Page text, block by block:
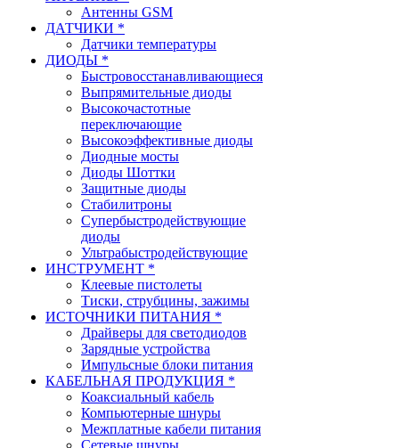
Антенны GSM
ДАТЧИКИ *
Датчики температуры
ДИОДЫ *
Быстровосстанавливающиеся
Выпрямительные диоды
Высокочастотные
переключающие
Высокоэффективные диоды
Диодные мосты
Диоды Шоттки
Защитные диоды
Стабилитроны
Супербыстродействующие
диоды
Ультрабыстродействующие
ИНСТРУМЕНТ *
Клеевые пистолеты
Тиски, струбцины, зажимы
ИСТОЧНИКИ ПИТАНИЯ *
Драйверы для светодиодов
Зарядные устройства
Импульсные блоки питания
КАБЕЛЬНАЯ ПРОДУКЦИЯ *
Коаксиальный кабель
Компьютерные шнуры
Межплатные кабели питания
Сетевые шнуры